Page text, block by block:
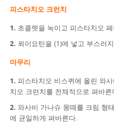
피스타치오 크런치
초콜렛을 녹이고 피스타치오
푀이요틴을 (1)에 넣고 부스러
마무리
피스타치오 비스퀴에 올린 와
치오 크런치를 전체적으로 펴바른
와사비 가나슈 몽떼를 크림 형
에 균일하게 펴바른다.